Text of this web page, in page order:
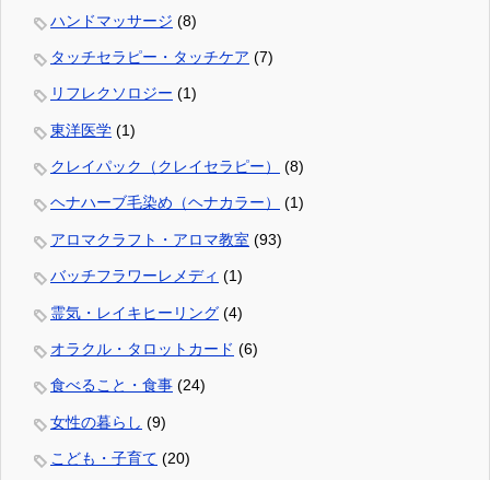
ハンドマッサージ (8)
タッチセラピー・タッチケア (7)
リフレクソロジー (1)
東洋医学 (1)
クレイパック（クレイセラピー） (8)
ヘナハーブ毛染め（ヘナカラー） (1)
アロマクラフト・アロマ教室 (93)
バッチフラワーレメディ (1)
霊気・レイキヒーリング (4)
オラクル・タロットカード (6)
食べること・食事 (24)
女性の暮らし (9)
こども・子育て (20)